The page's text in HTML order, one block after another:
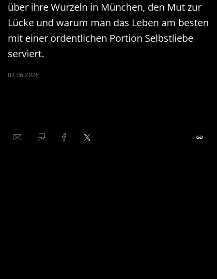
über ihre Wurzeln in München, den Mut zur
Lücke und warum man das Leben am besten
mit einer ordentlichen Portion Selbstliebe
serviert.
02.06.2026